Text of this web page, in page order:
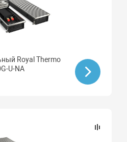
Royal Thermo
U-NA